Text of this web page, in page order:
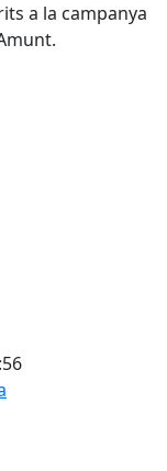
a la campanya